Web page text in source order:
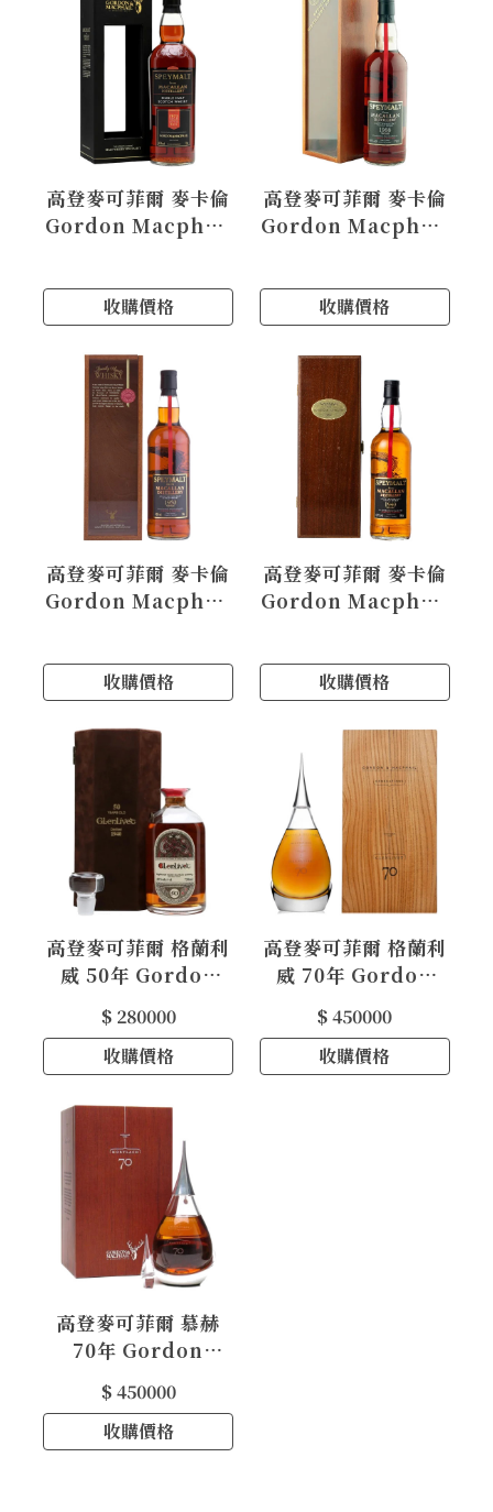
高登麥可菲爾 麥卡倫
Gordon Macphail
收購價格
高登麥可菲爾 麥卡倫
Gordon Macphail
收購價格
高登麥可菲爾 麥卡倫
Gordon Macphail
收購價格
高登麥可菲爾 麥卡倫
Gordon Macphail
收購價格
高登麥可菲爾 格蘭利
威 50年 Gordon
Macphail
Glenlivet 50yo
1940
$ 280000
收購價格
高登麥可菲爾 格蘭利
威 70年 Gordon
Macphail
Glenlivet 70yo
$ 450000
收購價格
高登麥可菲爾 慕赫
70年 Gordon
Mortlach 70yo
$ 450000
收購價格